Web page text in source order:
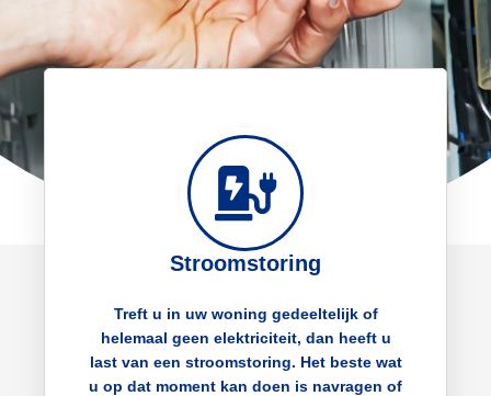
Stroomstoring
Treft u in uw woning gedeeltelijk of
helemaal geen elektriciteit, dan heeft u
last van een stroomstoring. Het beste wat
u op dat moment kan doen is navragen of